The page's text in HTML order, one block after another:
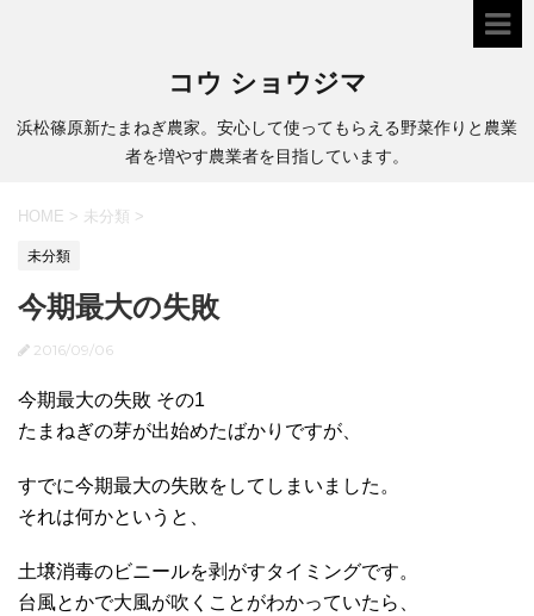
コウ ショウジマ
浜松篠原新たまねぎ農家。安心して使ってもらえる野菜作りと農業
者を増やす農業者を目指しています。
HOME > 未分類 >
未分類
今期最大の失敗
2016/09/06
今期最大の失敗 その1
たまねぎの芽が出始めたばかりですが、
すでに今期最大の失敗をしてしまいました。
それは何かというと、
土壌消毒のビニールを剥がすタイミングです。
台風とかで大風が吹くことがわかっていたら、